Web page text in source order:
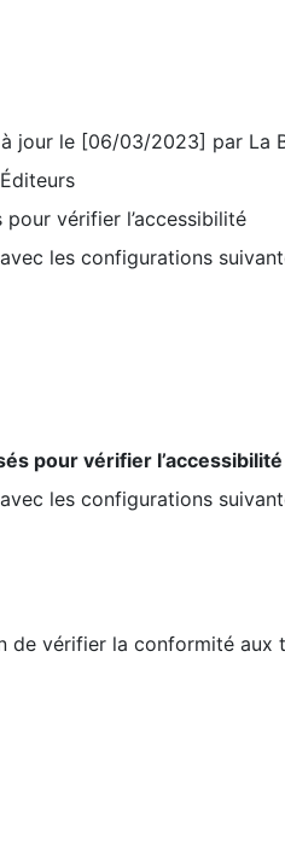
jour le [06/03/2023] par La
vérifier l’accessibilité
les configurations
pour vérifier l’accessibilité
les configurations
vérifier la conformité aux